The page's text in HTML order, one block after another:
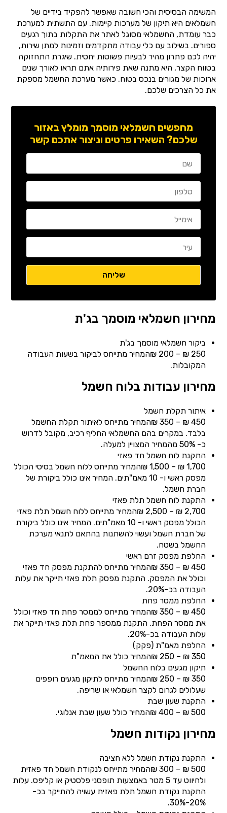
המשימה הבסיסית והכי חשובה שאפשר להפקיד בידיים של
חשמלאים היא תיקון של מערכות קיימות. עם התשתית למערכת
כבר עומדת, החשמלאי מסוגל לאתר את התקלות בתוך רגעים
ספורים. בשילוב עם כלי עבודה מתקדמים וזמינות למתן שירות,
יהיה לכם פתרון מהיר לבעיות פשוטות יחסית. שיגרת התחזוקה
בטווח הקצר, היא מתנה שאת פירותיה אתם תראו לאורך שנים
ארוכות של מגורים בנכס בטוח. כאשר מערכת החשמל מספקת
את כל הצרכים שלכם.
מחפשים חשמלאי מוסמך מומלץ באזור
שלכם? השאירו פרטים וניצור אתכם קשר
מחירון חשמלאי מוסמך בג'ת
ביקור חשמלאי מוסמך בג'ת
250 ₪ – 200 ₪המחיר מתייחס לביקור בשעות העבודה
המקובלות.
מחירון עבודות בלוח חשמל
איתור תקלת חשמל
450 ₪ – 350 ₪המחיר מתייחס לאיתור תקלת החשמל
בלבד. במקרים בהם החשמלאי החליף רכיב, מקובל לדרוש
כ- 50% מהמחיר המצויין למעלה.
התקנת לוח חשמל חד פאזי
1,700 ₪ – 1,500 ₪המחיר מתייחס ללוח חשמל בסיסי הכולל
מפסק ראשי ו- 10 מאמ"תים. המחיר אינו כולל ביקורת של
חברת חשמל.
התקנת לוח חשמל תלת פאזי
2,700 ₪ – 2,500 ₪המחיר מתייחס ללוח חשמל תלת פאזי
הכולל מפסק ראשי ו- 10 מאמ"תים. המחיר אינו כולל ביקורת
של חברת חשמל ועשוי להשתנות בהתאם לתנאי מערכת
החשמל בשטח.
החלפת מפסק זרם ראשי
450 ₪ – 350 ₪המחיר מתייחס להתקנת מפסק חד פאזי
וכולל את המפסק. התקנת מפסק תלת פאזי תייקר את עלות
העבודה בכ-20%.
החלפת ממסר פחת
450 ₪ – 350 ₪המחיר מתייחס לממסר פחת חד פאזי וכולל
את ממסר הפחת. התקנת ממספר פחת תלת פאזי תייקר את
עלות העבודה בכ-20%.
החלפת מאמ"ת (פקק)
350 ₪ – 250 ₪המחיר כולל את המאמ"ת
תיקון מגעים בלוח החשמל
350 ₪ – 250 ₪המחיר מתייחס לתיקון מגעים רופפים
שעלולים לגרום לקצר חשמלאי או שריפה.
התקנת שעון שבת
500 ₪ – 400 ₪המחיר כולל שעון שבת אנלוגי.
מחירון נקודות חשמל
התקנת נקודת חשמל ללא חציבה
500 ₪ – 300 ₪המחיר מתייחס לנקודת חשמל חד פאזית
ולחיווט עד 5 מטר באמצעות תופסני פלסטיק או קליפס. עלות
התקנת נקודת חשמל תלת פאזית עשויה להתייקר בכ-
20%-30%.